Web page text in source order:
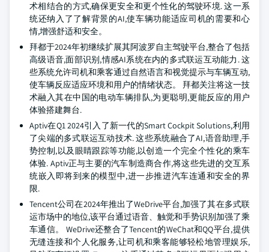
术相结合的方式,确保更安全和更个性化的驾驶环境. 这一系
统还纳入了了解背景的AI,使车辆功能适应司机的需要和心
情,增强舒适和安全。
拜都于2024年初继续扩展其阿波罗自主驾驶平台,整合了包括
高级语音,面部识别,情感AI系统在内的多式联运互动能力. 这
些系统允许司机和乘客通过自然语言和视觉提示与车辆互动,
使车辆反应适应环境和用户的情绪状态。 拜都关注将这一技
术融入其在中国的电动车辆排队,为更聪明,更能反应的用户
体验搭建舞台.
Aptiv在Q1 2024引入了新一代的Smart Cockpit Solutions,利用
了尖端的多式联运互动技术. 这些系统融合了AI,语音助理,手
势控制,以及眼睛跟踪等功能,以创造一个完全个性化的乘车
体验. Aptiv正与主要的汽车制造商合作,将这些先进的交互系
统嵌入即将到来的模型中,进一步推进汽车连通和安全的界
限.
Tencent公司在2024年推出了WeDrive平台,加强了其在多式联
运市场中的地位,该平台通过语音、触觉和手势识别加强了乘
车通信。 WeDrive还整合了Tencent的WeChat和QQ平台,提供
无缝连接和个人化服务,让司机和乘客能够轻松地管理娱乐,